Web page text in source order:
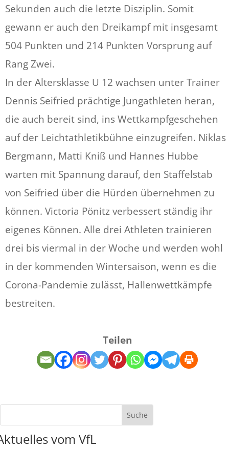
Sekunden auch die letzte Disziplin. Somit
gewann er auch den Dreikampf mit insgesamt
504 Punkten und 214 Punkten Vorsprung auf
Rang Zwei.
In der Altersklasse U 12 wachsen unter Trainer
Dennis Seifried prächtige Jungathleten heran,
die auch bereit sind, ins Wettkampfgeschehen
auf der Leichtathletikbühne einzugreifen. Niklas
Bergmann, Matti Kniß und Hannes Hubbe
warten mit Spannung darauf, den Staffelstab
von Seifried über die Hürden übernehmen zu
können. Victoria Pönitz verbessert ständig ihr
eigenes Können. Alle drei Athleten trainieren
drei bis viermal in der Woche und werden wohl
in der kommenden Wintersaison, wenn es die
Corona-Pandemie zulässt, Hallenwettkämpfe
bestreiten.
Teilen
vom VfL